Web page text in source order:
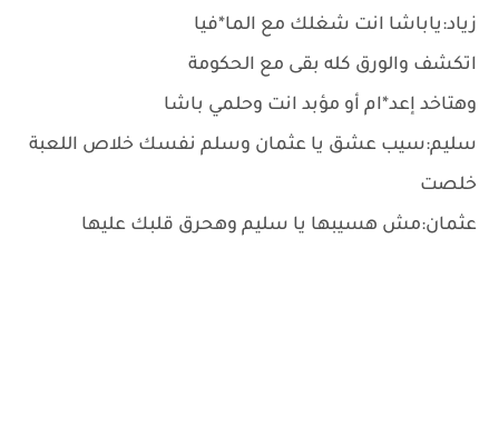
زياد:ياباشا انت شغلك مع الما*فيا
اتكشف والورق كله بقى مع الحكومة
وهتاخد إعد*ام أو مؤبد انت وحلمي باشا
سليم:سيب عشق يا عثمان وسلم نفسك خلاص اللعبة
خلصت
عثمان:مش هسيبها يا سليم وهحرق قلبك عليها